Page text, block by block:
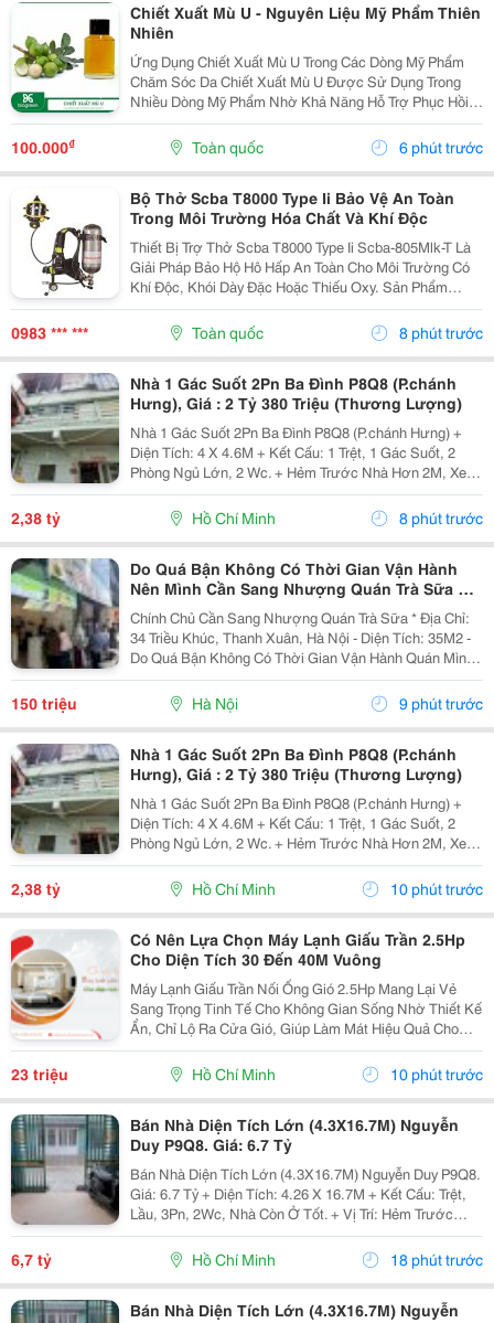
Chiết Xuất Mù U - Nguyên Liệu Mỹ Phẩm Thiên
Nhiên
Ứng Dụng Chiết Xuất Mù U Trong Các Dòng Mỹ Phẩm
Chăm Sóc Da Chiết Xuất Mù U Được Sử Dụng Trong
Nhiều Dòng Mỹ Phẩm Nhờ Khả Năng Hỗ Trợ Phục Hồi
Và Chăm Sóc Da Hiệu Quả. Trong Các Sản Phẩm Trị
Mụn Và Giảm Thâm Sẹo, Thành Phần Này Giúp Làm Dịu
Da, Hỗ...
100.000₫ Toàn quốc 6 phút trước
Bộ Thở Scba T8000 Type Ii Bảo Vệ An Toàn
Trong Môi Trường Hóa Chất Và Khí Độc
Thiết Bị Trợ Thở Scba T8000 Type Ii Scba-805Mlk-T Là
Giải Pháp Bảo Hộ Hô Hấp An Toàn Cho Môi Trường Có
Khí Độc, Khói Dày Đặc Hoặc Thiếu Oxy. Sản Phẩm
Được Nhiều Doanh Nghiệp Và Lực Lượng Pccc Lựa
Chọn Nhờ Khả Năng Cấp Khí Ổn Định, Độ Bền Cao Và
0983 *** *** Toàn quốc 8 phút trước
Nhà 1 Gác Suốt 2Pn Ba Đình P8Q8 (P.chánh
Hưng), Giá : 2 Tỷ 380 Triệu (Thương Lượng)
Nhà 1 Gác Suốt 2Pn Ba Đình P8Q8 (P.chánh Hưng) +
Diện Tích: 4 X 4.6M + Kết Cấu: 1 Trệt, 1 Gác Suốt, 2
Phòng Ngủ Lớn, 2 Wc. + Hẻm Trước Nhà Hơn 2M, Xe
Cộ Qua Lại Dễ Dàng, Cách Mặt Tiền 10M, 5 Phút Qua
Q1, 5, 4,... + Hướng Tây + Sổ Hồng Hoàn...
2,38 tỷ Hồ Chí Minh 8 phút trước
Do Quá Bận Không Có Thời Gian Vận Hành
Nên Mình Cần Sang Nhượng Quán Trà Sữa Tại
34 Triều Khúc, Hà Nội
Chính Chủ Cần Sang Nhượng Quán Trà Sữa * Địa Chỉ:
34 Triều Khúc, Thanh Xuân, Hà Nội - Diện Tích: 35M2 -
Do Quá Bận Không Có Thời Gian Vận Hành Quán Mình
Cần Sang Nhượng Lại Cho Bạn Nào Có Nhu Cầu Và
Đam Mê Kinh Doanh. - Quán Vẫn Đang Hoạt Động...
150 triệu Hà Nội 9 phút trước
Nhà 1 Gác Suốt 2Pn Ba Đình P8Q8 (P.chánh
Hưng), Giá : 2 Tỷ 380 Triệu (Thương Lượng)
Nhà 1 Gác Suốt 2Pn Ba Đình P8Q8 (P.chánh Hưng) +
Diện Tích: 4 X 4.6M + Kết Cấu: 1 Trệt, 1 Gác Suốt, 2
Phòng Ngủ Lớn, 2 Wc. + Hẻm Trước Nhà Hơn 2M, Xe
Cộ Qua Lại Dễ Dàng, Cách Mặt Tiền 10M, 5 Phút Qua
Q1, 5, 4,... + Hướng Tây + Sổ Hồng Hoàn...
2,38 tỷ Hồ Chí Minh 10 phút trước
Có Nên Lựa Chọn Máy Lạnh Giấu Trần 2.5Hp
Cho Diện Tích 30 Đến 40M Vuông
Máy Lạnh Giấu Trần Nối Ống Gió 2.5Hp Mang Lại Vẻ
Sang Trọng Tinh Tế Cho Không Gian Sống Nhờ Thiết Kế
Ẩn, Chỉ Lộ Ra Cửa Gió, Giúp Làm Mát Hiệu Quả Cho
Phòng Có Diện Tích Lớn (Khoảng 30-40M&Sup2;) Như
Phòng Khách, Nhà Hàng, Với Các Thương Hiệu Nổi...
23 triệu Hồ Chí Minh 10 phút trước
Bán Nhà Diện Tích Lớn (4.3X16.7M) Nguyễn
Duy P9Q8. Giá: 6.7 Tỷ
Bán Nhà Diện Tích Lớn (4.3X16.7M) Nguyễn Duy P9Q8.
Giá: 6.7 Tỷ + Diện Tích: 4.26 X 16.7M + Kết Cấu: Trệt,
Lầu, 3Pn, 2Wc, Nhà Còn Ở Tốt. + Vị Trí: Hẻm Trước
Nhà 3M, Cách Mặt Tiền Vài Bước Chân, 5 Phút Qua
Q1, 5,&Hellip; + Ưu Điểm: Khu Dân Cư Hiện...
6,7 tỷ Hồ Chí Minh 18 phút trước
Bán Nhà Diện Tích Lớn (4.3X16.7M) Nguyễn